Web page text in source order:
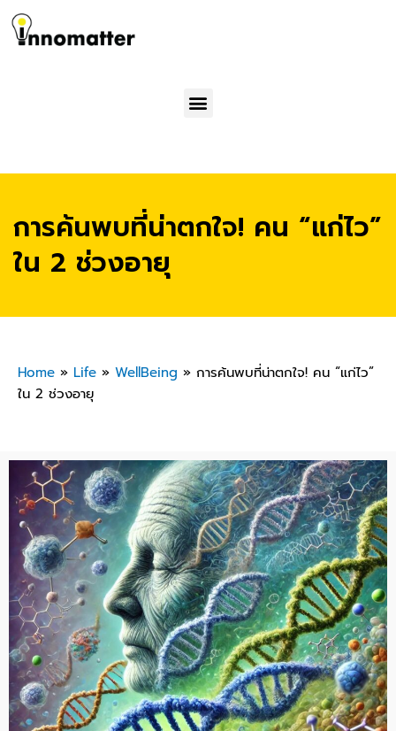
Menu
การค้นพบที่น่าตกใจ! คน “แก่ไว”
ใน 2 ช่วงอายุ
Home » Life » WellBeing » การค้นพบที่น่าตกใจ! คน “แก่ไว”
ใน 2 ช่วงอายุ